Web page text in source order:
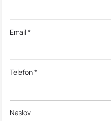
Email *
Telefon *
Naslov